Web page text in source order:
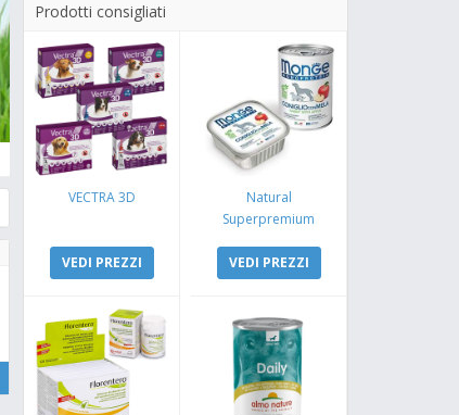
Prodotti consigliati
VECTRA 3D
VEDI PREZZI
Natural
Superpremium
Coniglio e Mela
VEDI PREZZI